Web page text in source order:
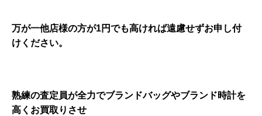
万が一他店様の方が1円でも高ければ遠慮せずお申し付
けください。
熟練の査定員が全力でブランドバッグやブランド時計を
高くお買取りさせ